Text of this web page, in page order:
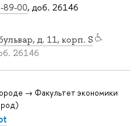
89-00, доб. 26146
д. 11, корп. S
26146
→ Факультет экономики